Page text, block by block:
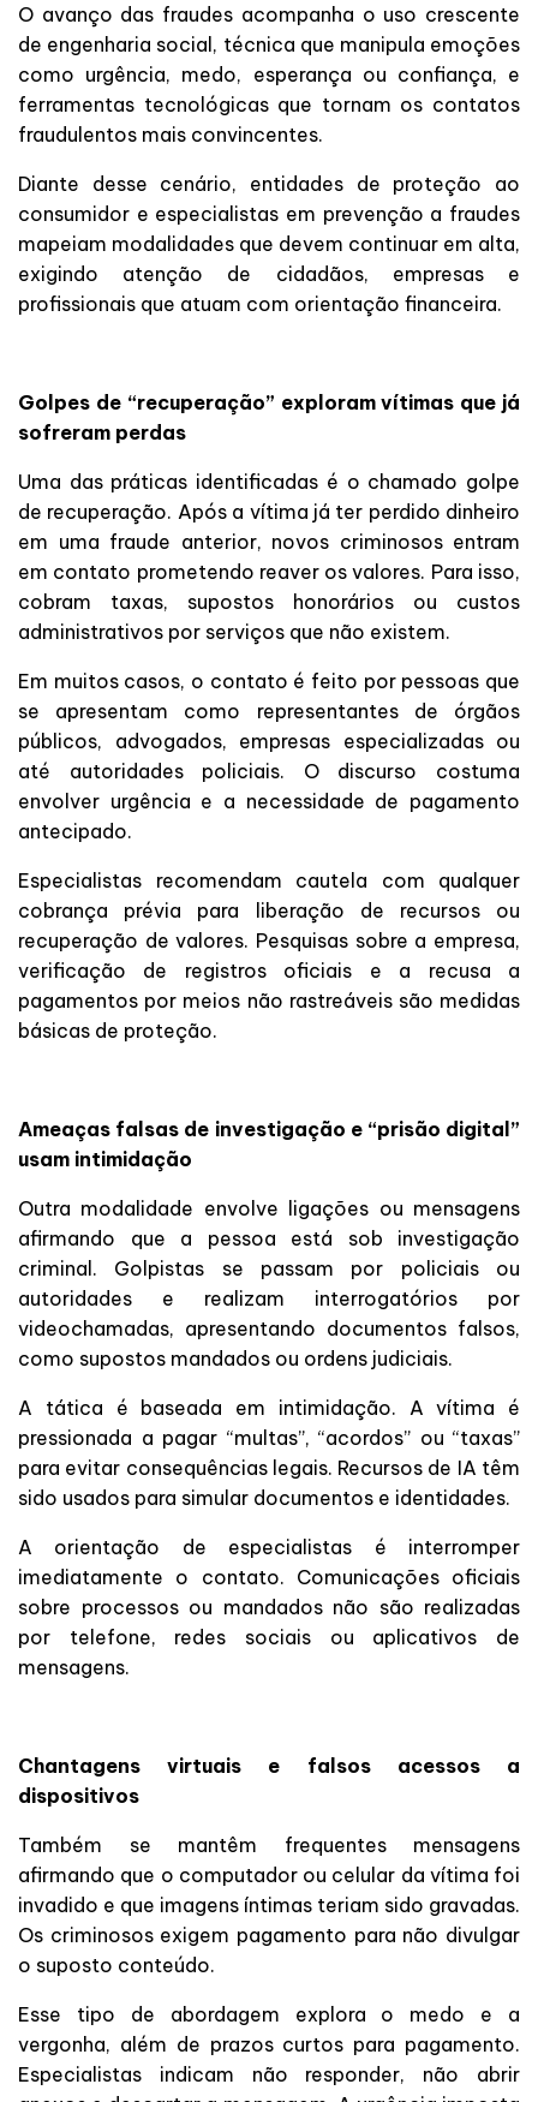
O avanço das fraudes acompanha o uso crescente
de engenharia social, técnica que manipula emoções
como urgência, medo, esperança ou confiança, e
ferramentas tecnológicas que tornam os contatos
fraudulentos mais convincentes.
Diante desse cenário, entidades de proteção ao
consumidor e especialistas em prevenção a fraudes
mapeiam modalidades que devem continuar em alta,
exigindo atenção de cidadãos, empresas e
profissionais que atuam com orientação financeira.
Golpes de “recuperação” exploram vítimas que já
sofreram perdas
Uma das práticas identificadas é o chamado golpe
de recuperação. Após a vítima já ter perdido dinheiro
em uma fraude anterior, novos criminosos entram
em contato prometendo reaver os valores. Para isso,
cobram taxas, supostos honorários ou custos
administrativos por serviços que não existem.
Em muitos casos, o contato é feito por pessoas que
se apresentam como representantes de órgãos
públicos, advogados, empresas especializadas ou
até autoridades policiais. O discurso costuma
envolver urgência e a necessidade de pagamento
antecipado.
Especialistas recomendam cautela com qualquer
cobrança prévia para liberação de recursos ou
recuperação de valores. Pesquisas sobre a empresa,
verificação de registros oficiais e a recusa a
pagamentos por meios não rastreáveis são medidas
básicas de proteção.
Ameaças falsas de investigação e “prisão digital”
usam intimidação
Outra modalidade envolve ligações ou mensagens
afirmando que a pessoa está sob investigação
criminal. Golpistas se passam por policiais ou
autoridades e realizam interrogatórios por
videochamadas, apresentando documentos falsos,
como supostos mandados ou ordens judiciais.
A tática é baseada em intimidação. A vítima é
pressionada a pagar “multas”, “acordos” ou “taxas”
para evitar consequências legais. Recursos de IA têm
sido usados para simular documentos e identidades.
A orientação de especialistas é interromper
imediatamente o contato. Comunicações oficiais
sobre processos ou mandados não são realizadas
por telefone, redes sociais ou aplicativos de
mensagens.
Chantagens virtuais e falsos acessos a
dispositivos
Também se mantêm frequentes mensagens
afirmando que o computador ou celular da vítima foi
invadido e que imagens íntimas teriam sido gravadas.
Os criminosos exigem pagamento para não divulgar
o suposto conteúdo.
Esse tipo de abordagem explora o medo e a
vergonha, além de prazos curtos para pagamento.
Especialistas indicam não responder, não abrir